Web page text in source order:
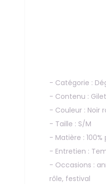
- Catégorie :
- Contenu : Gilet
- Couleur : Noir
- Taille : S/M
- Matière :
- Entretien :
- Occasions :
rôle, festival